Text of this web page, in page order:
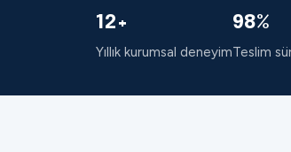
12+
Yıllık kurumsal deneyim
98%
Teslim